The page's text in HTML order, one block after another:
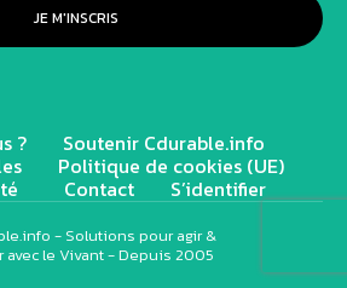
JE M'INSCRIS
? Soutenir Cdurable.info
Politique de cookies (UE)
Contact S’identifier
- Solutions pour agir &
avec le Vivant - Depuis 2005